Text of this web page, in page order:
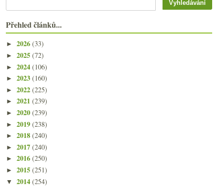
Přehled článků...
► 2026 (33)
► 2025 (72)
► 2024 (106)
► 2023 (160)
► 2022 (225)
► 2021 (239)
► 2020 (239)
► 2019 (238)
► 2018 (240)
► 2017 (240)
► 2016 (250)
► 2015 (251)
▼ 2014 (254)